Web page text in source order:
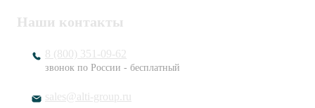
Наши контакты
8 (800) 351-09-62
звонок по России - бесплатный
sales@alti-group.ru